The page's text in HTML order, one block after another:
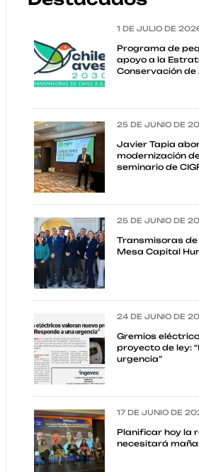
1 DE JULIO DE
Programa de
apoyo a la
Conservación de
25 DE JUNIO DE
Javier Tapia
modernización
seminario de
25 DE JUNIO DE
Transmisoras
Mesa Capital
24 DE JUNIO DE
Gremios
proyecto de ley:
urgencia”
17 DE JUNIO DE
Planificar hoy la
necesitará